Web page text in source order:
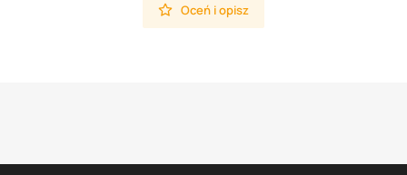
Oceń i opisz